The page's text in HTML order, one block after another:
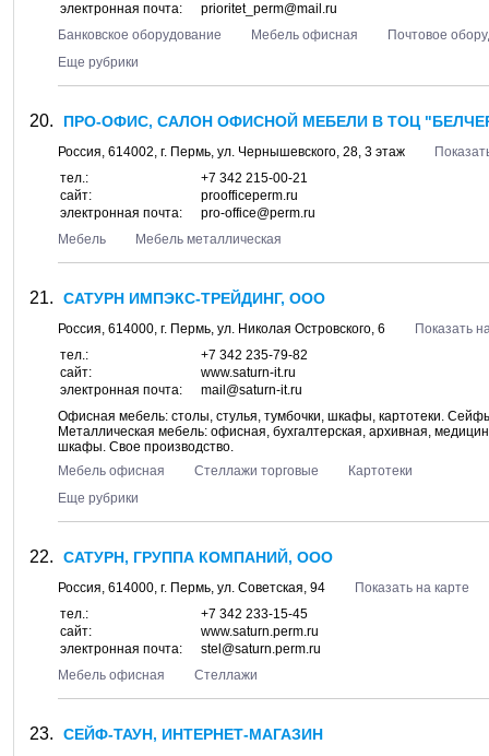
электронная почта:
prioritet_perm@mail.ru
Банковское оборудование
Мебель офисная
Почтовое
Еще рубрики
ПРО-ОФИС, САЛОН ОФИСНОЙ МЕБЕЛИ В ТОЦ
Россия, 614002, г. Пермь, ул. Чернышевского, 28, 3 этаж
тел.:
+7 342 215-00-21
сайт:
proofficeperm.ru
электронная почта:
pro-office@perm.ru
Мебель
Мебель металлическая
САТУРН ИМПЭКС-ТРЕЙДИНГ, ООО
Россия, 614000, г. Пермь, ул. Николая Островского, 6
Показать
тел.:
+7 342 235-79-82
сайт:
www.saturn-it.ru
электронная почта:
mail@saturn-it.ru
Офисная мебель: столы, стулья, тумбочки, шкафы, картотеки.
Металлическая мебель: офисная, бухгалтерская, архивная,
шкафы. Свое производство.
Мебель офисная
Стеллажи торговые
Картотеки
Еще рубрики
САТУРН, ГРУППА КОМПАНИЙ, ООО
Россия, 614000, г. Пермь, ул. Советская, 94
Показать на карте
тел.:
+7 342 233-15-45
сайт:
www.saturn.perm.ru
электронная почта:
stel@saturn.perm.ru
Мебель офисная
Стеллажи
СЕЙФ-ТАУН, ИНТЕРНЕТ-МАГАЗИН